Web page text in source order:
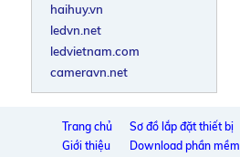
haihuy.vn
ledvn.net
ledvietnam.com
cameravn.net
Trang chủ
Giới thiệu
Sơ đồ lắp đặt thiết bị
Download phần mềm